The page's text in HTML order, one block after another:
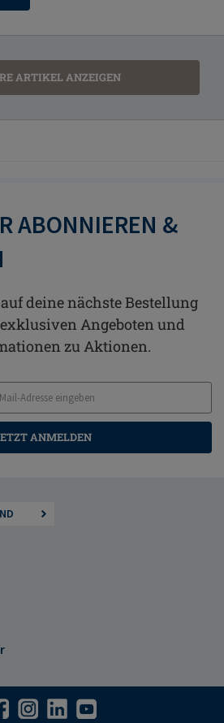
ARTIKEL ANZEIGEN
ABONNIEREN &
auf deine nächste Bestellung
Angeboten und
zu Aktionen.
ANMELDEN